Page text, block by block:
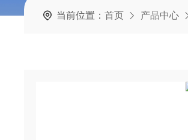
当前位置：首页 产品中心